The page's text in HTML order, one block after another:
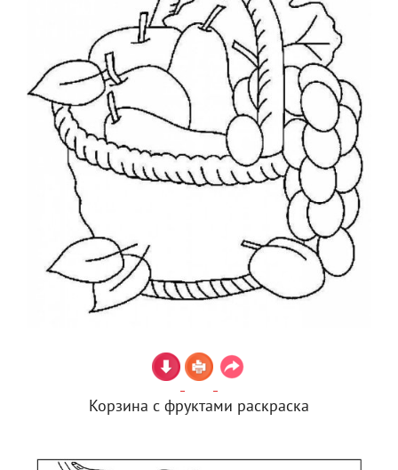
Корзина с фруктами раскраска